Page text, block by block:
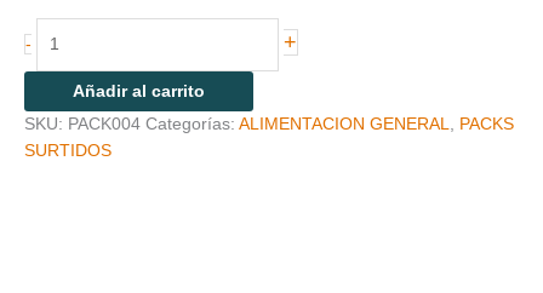
- +
Añadir al carrito
SKU: PACK004 Categorías: ALIMENTACION GENERAL, PACKS
SURTIDOS